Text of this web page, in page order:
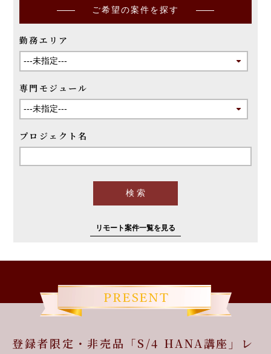
ご希望の案件を探す
勤務エリア
専門モジュール
プロジェクト名
リモート案件一覧を見る
登録者限定・非売品「S/4 HANA講座」レ